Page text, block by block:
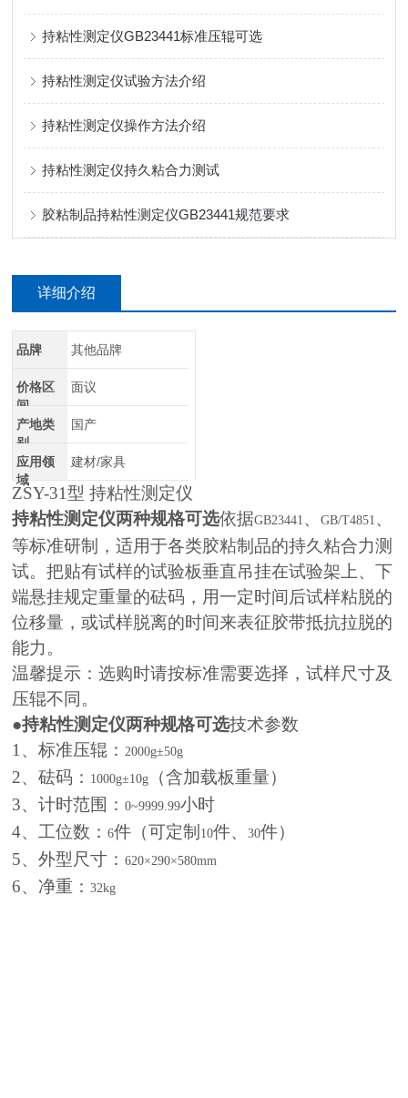
持粘性测定仪GB23441标准压辊可选
持粘性测定仪试验方法介绍
持粘性测定仪操作方法介绍
持粘性测定仪持久粘合力测试
胶粘制品持粘性测定仪GB23441规范要求
详细介绍
品牌 其他品牌
价格区
间
面议
产地类
别
国产
应用领
域
建材/家具
ZSY-31型 持粘性测定仪
持粘性测定仪两种规格可选依据GB23441 、GB/T4851 、
等标准研制，适用于各类胶粘制品的持久粘合力测
试。把贴有试样的试验板垂直吊挂在试验架上、下
端悬挂规定重量的砝码，用一定时间后试样粘脱的
位移量，或试样脱离的时间来表征胶带抵抗拉脱的
能力。
温馨提示：选购时请按标准需要选择，试样尺寸及
压辊不同。
●持粘性测定仪两种规格可选技术参数
1 、标准压辊： 2000g±50g
2、砝码： 1000g±10g
（含加载板重量）
3、计时范围：0~9999.99小时
4、工位数：6件（可定制 10件、30件）
5、外型尺寸：620×290×580mm
6、净重：32kg